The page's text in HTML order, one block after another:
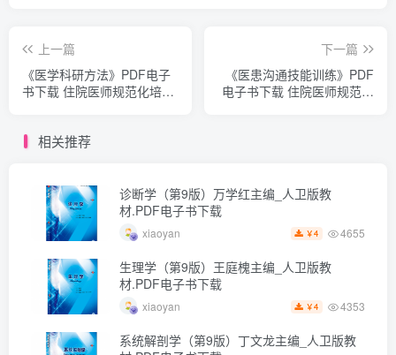
上一篇
《医学科研方法》PDF电子
书下载 住院医师规范化培训
下一篇
《医患沟通技能训练》PDF
电子书下载 住院医师规范化
相关推荐
诊断学（第9版）万学红主编_人卫版教
材.PDF电子书下载
xiaoyan ￥4 4655
生理学（第9版）王庭槐主编_人卫版教
材.PDF电子书下载
xiaoyan ￥4 4353
系统解剖学（第9版）丁文龙主编_人卫版教